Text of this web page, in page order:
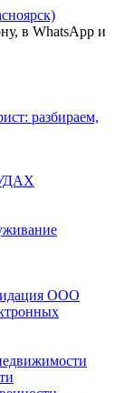
в WhatsApp и
: разбираем,
ООО